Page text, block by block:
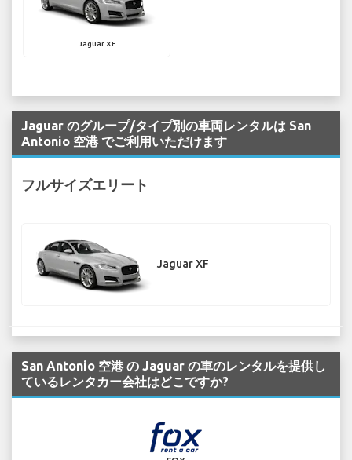
Jaguar XF
Jaguar のグループ/タイプ別の車両レンタルは San
Antonio 空港 でご利用いただけます
フルサイズエリート
Jaguar XF
San Antonio 空港 の Jaguar の車のレンタルを提供し
ているレンタカー会社はどこですか?